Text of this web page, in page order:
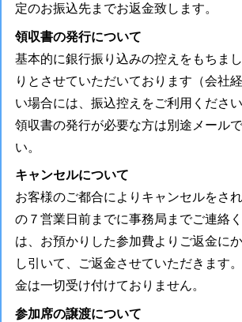
定のお振込先までお返金致します。
領収書の発行について
基本的に銀行振り込みの控えをもちま
りとさせていただいております（会社
い場合には、振込控えをご利用くださ
領収書の発行が必要な方は別途メール
い。
キャンセルについて
お客様のご都合によりキャンセルをさ
の７営業日前までに事務局までご連絡
は、お預かりした参加費よりご返金に
し引いて、ご返金させていただきます
金は一切受け付けておりません。
参加席の譲渡について